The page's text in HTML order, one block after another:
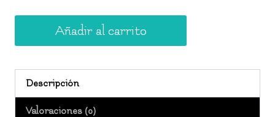
de
cantidad
Añadir al carrito
Descripción
Valoraciones (0)